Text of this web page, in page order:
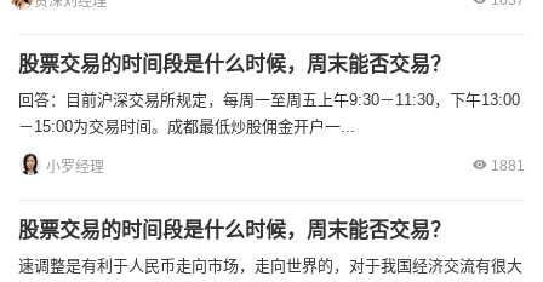
股票交易的时间段是什么时候，周末能否交易？
回答：目前沪深交易所规定，每周一至周五上午9:30－11:30，下午13:00
－15:00为交易时间。成都最低炒股佣金开户一...
小罗经理 1881
股票交易的时间段是什么时候，周末能否交易？
速调整是有利于人民币走向市场，走向世界的，对于我国经济交流有很大